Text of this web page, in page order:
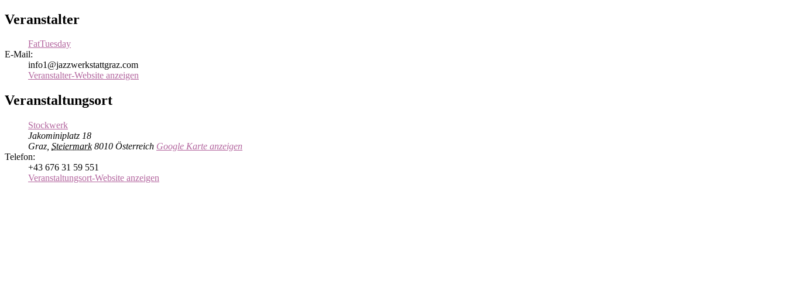
Veranstalter
FatTuesday
E-Mail:
info1@jazzwerkstattgraz.com
Veranstalter-Website anzeigen
Veranstaltungsort
Stockwerk
Jakominiplatz 18
Graz Steiermark 8010 Österreich Google Karte anzeigen
Telefon:
+43 676 31 59 551
Veranstaltungsort-Website anzeigen